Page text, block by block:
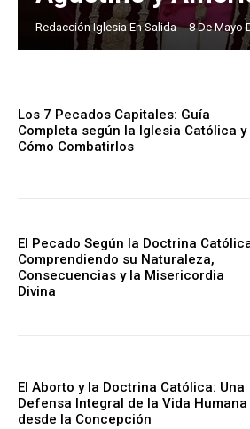
Redacción Iglesia En Salida - 8 De Mayo
Los 7 Pecados Capitales: Guía
Completa según la Iglesia Católica y
Cómo Combatirlos
El Pecado Según la Doctrina
Comprendiendo su Naturaleza,
Consecuencias y la Misericordia
Divina
El Aborto y la Doctrina Católica: Una
Defensa Integral de la Vida Humana
desde la Concepción